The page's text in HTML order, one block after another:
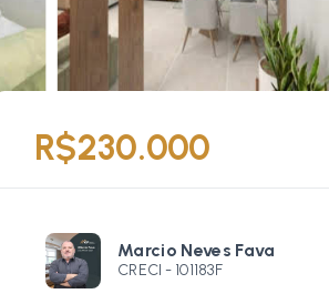
R$230.000
Marcio Neves Fava
CRECI - 101183F